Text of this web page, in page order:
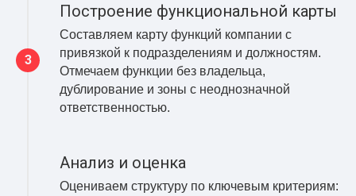
Построение функциональной карты
Составляем карту функций компании с
привязкой к подразделениям и должностям.
Отмечаем функции без владельца,
дублирование и зоны с неоднозначной
ответственностью.
Анализ и оценка
Оцениваем структуру по ключевым критериям: